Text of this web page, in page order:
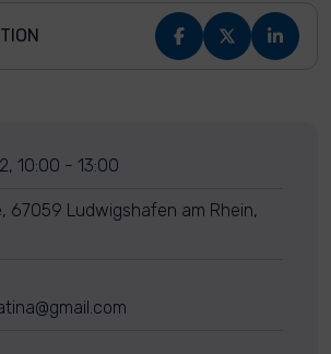
10:00 - 13:00
67059 Ludwigshafen am Rhein,